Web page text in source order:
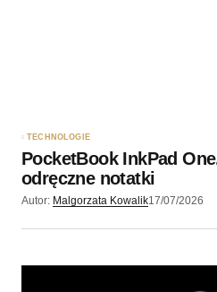
Wyślij komentarz
TECHNOLOGIE
PocketBook InkPad
odręczne notatki
Autor: Malgorzata Kowalik17/07/2026